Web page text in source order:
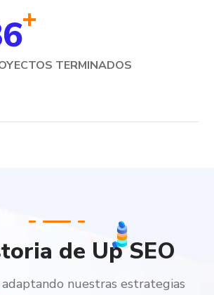
+
TERMINADOS
de Up SEO
nuestras estrategias